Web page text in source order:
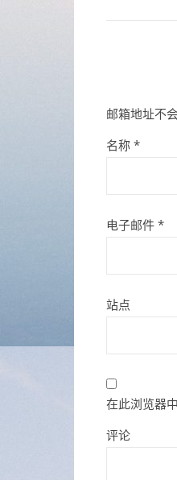
邮箱地址不
名称 *
电子邮件 *
站点
在此浏览器
评论